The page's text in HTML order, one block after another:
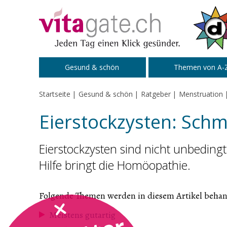
Gesund & schön Themen von A-
Startseite Gesund & schön Ratgeber Menstruation
Eierstockzysten:
Eierstockzysten sind nicht
Hilfe bringt die Homöopathie.
Folgende Themen werden in diesem Artikel
Meistens gutartig